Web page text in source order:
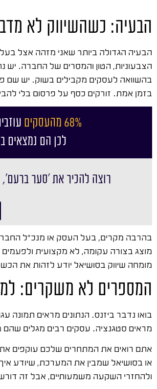
הבעיה: כשהשיווק לא
הצבעוניות, הטון והמסרים של החברה.
בהשוואה לעסקים מקבילים בשוק. יש שם
בזמן אמת. זורקים כסף על פרסום בלי
68% מהעסקים
לכן הם נמצאים
רוצה להכיר את ׳סער
בהרבה מקרים, בעל העסק או מנכ"ל
מוצג בצורה עקומה, לא מקצועית ולפעמים
מומחה שיווק בסושיאל יודע לזהות את
המספרים לא משקרים:
מראים סטגנציה. עסקים רבים מגלים
אתם רואים את המתחרים שלכם עוקפים
או בסושיאל שמבין את המערכת, שיודע
ולהחזרי השקעה משמעותיים, אבל זה